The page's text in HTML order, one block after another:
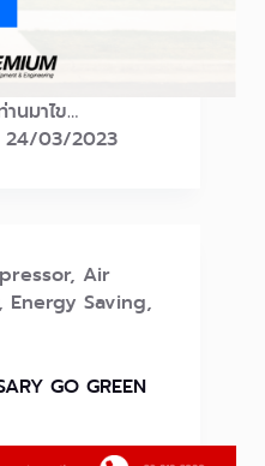
นมาไข…
24/03/2023
, Air
Energy Saving,
GO GREEN